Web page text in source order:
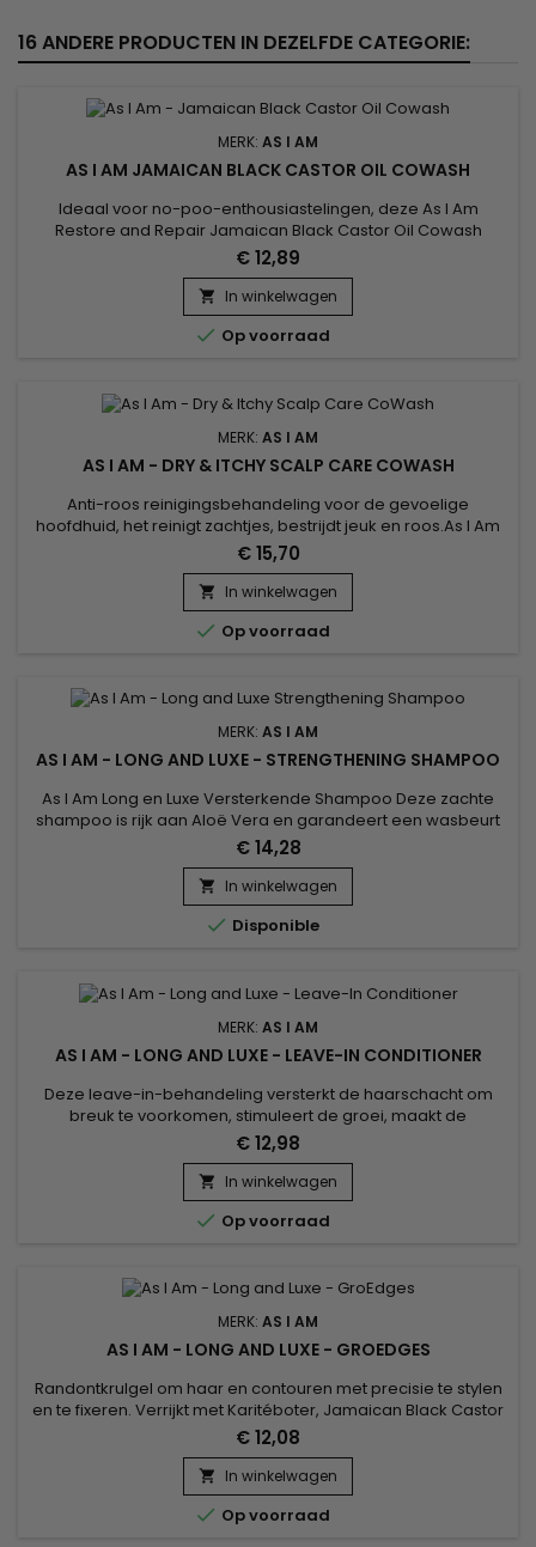
16 ANDERE PRODUCTEN IN DEZELFDE CATEGORIE:
MERK: AS I AM
AS I AM JAMAICAN BLACK CASTOR OIL COWASH
Ideaal voor no-poo-enthousiastelingen, deze As I Am
Restore and Repair Jamaican Black Castor Oil Cowash
reinigende&nbsp; Conditioner met natuurlijke ingrediënten
hydrateert en beschermt je haartypes 3-4, terwijl het residu
verwijdert.
€ 12,89
 In winkelwagen
 Op voorraad
MERK: AS I AM
AS I AM - DRY & ITCHY SCALP CARE COWASH
Anti-roos reinigingsbehandeling voor de gevoelige
hoofdhuid, het reinigt zachtjes, bestrijdt jeuk en roos.As I Am
Dry & Itchy Scalp Care Co-Wash zorgt voor een diepe
reiniging, houdt het natuurlijke vocht van het haar vast, helpt
de hoofdhuid te kalmeren en schilfering en droogheid onder
controle te houden. Met 1% zinkpyrithion verbetert As I Am
Dry...
€ 15,70
 In winkelwagen
 Op voorraad
MERK: AS I AM
AS I AM - LONG AND LUXE - STRENGTHENING SHAMPOO
As I Am Long en Luxe Versterkende Shampoo Deze zachte
shampoo is rijk aan Aloë Vera en garandeert een wasbeurt
zonder het haar uit te drogen.&nbsp; Integendeel, het
bevordert de hydratatie en kalmeert de hoofdhuid.&nbsp;
Geformuleerd zonder sulfaten, respecteert het de haarvezel
en zijn fragiele balans met behoud van een optimaal niveau
van hydratatie.
€ 14,28
 In winkelwagen
 Disponible
MERK: AS I AM
AS I AM - LONG AND LUXE - LEAVE-IN CONDITIONER
Deze leave-in-behandeling versterkt de haarschacht om
breuk te voorkomen, stimuleert de groei, maakt de
nagelriemen glad, helpt ontwarren en vergemakkelijkt het
stylen.&nbsp; Geformuleerd met Karitéboter, Jojoba-olie en
Kokosolie, As I Am Long en Luxe Gro Yogurt Granaatappel &
Passievrucht Leave-In Conditioner herstelt verzwakt haar,
vermindert...
€ 12,98
 In winkelwagen
 Op voorraad
MERK: AS I AM
AS I AM - LONG AND LUXE - GROEDGES
Randontkrulgel om haar en contouren met precisie te stylen
en te fixeren. Verrijkt met Karitéboter, Jamaican Black Castor
Oil en Keratine, As I Am Long en Luxe GroEdges beschermt
tegen schadelijke invloeden van buitenaf, voedt, vermindert
breuk en bestrijdt kroezen.&nbsp; Bevordert een gezonde
haargroei terwijl fijn haar rond het hoofd plat wordt...
€ 12,08
 In winkelwagen
 Op voorraad